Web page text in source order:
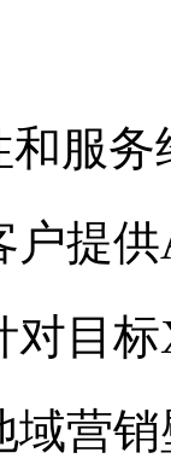
服
提
对目
域营